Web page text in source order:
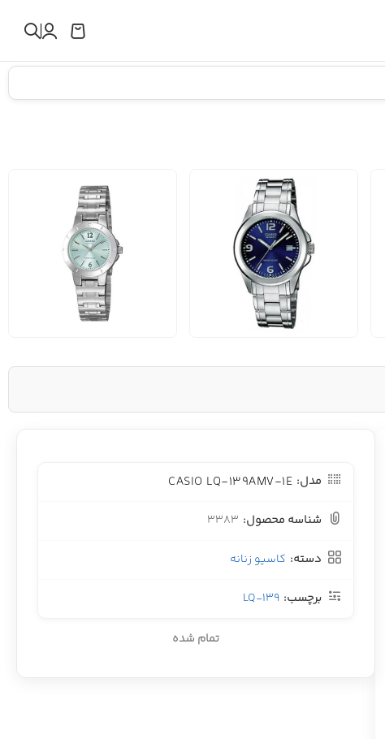
مدل: CASIO LQ-139AMV-1E
شناسه محصول: 3383
دسته: کاسیو زنانه
برچسب: LQ-139
تمام شده